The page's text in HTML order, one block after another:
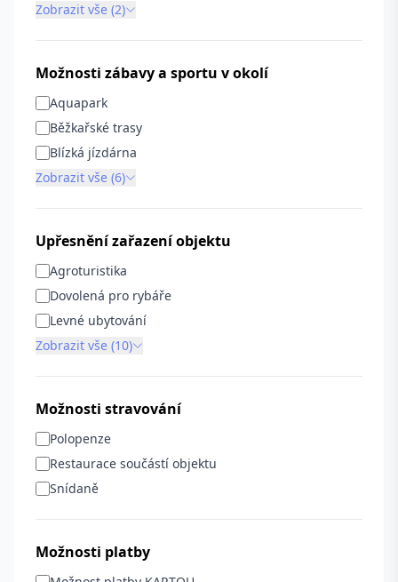
Zobrazit vše (2)
Možnosti zábavy a sportu v okolí
Aquapark
Běžkařské trasy
Blízká jízdárna
Zobrazit vše (6)
Upřesnění zařazení objektu
Agroturistika
Dovolená pro rybáře
Levné ubytování
Zobrazit vše (10)
Možnosti stravování
Polopenze
Restaurace součástí objektu
Snídaně
Možnosti platby